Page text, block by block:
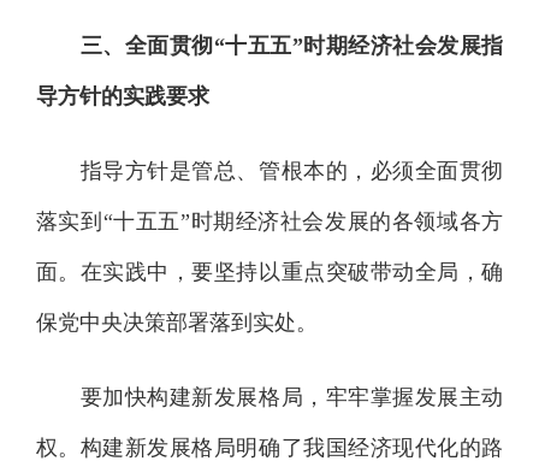
三、全面贯彻“十五五”时期经济社会发展指
导方针的实践要求
指导方针是管总、管根本的，必须全面贯彻
落实到“十五五”时期经济社会发展的各领域各方
面。在实践中，要坚持以重点突破带动全局，确
保党中央决策部署落到实处。
要加快构建新发展格局，牢牢掌握发展主动
权。构建新发展格局明确了我国经济现代化的路